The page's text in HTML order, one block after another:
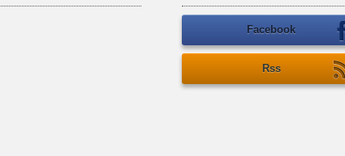
Facebook
Rss